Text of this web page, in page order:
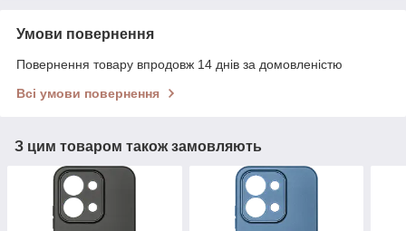
Умови повернення
Повернення товару впродовж 14 днів за домовленістю
Всі умови повернення
З цим товаром також замовляють